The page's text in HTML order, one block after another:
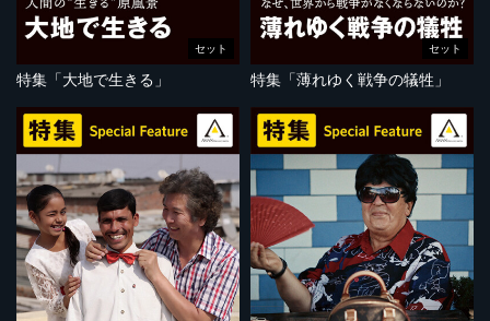
セット
特集「大地で生きる」
セット
特集「薄れゆく戦争の犠牲」